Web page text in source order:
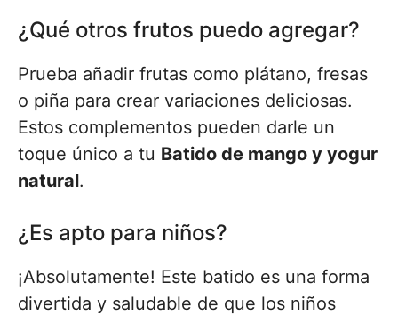
¿Qué otros frutos puedo agregar?
Prueba añadir frutas como plátano, fresas
o piña para crear variaciones deliciosas.
Estos complementos pueden darle un
toque único a tu Batido de mango y yogur
natural.
¿Es apto para niños?
¡Absolutamente! Este batido es una forma
divertida y saludable de que los niños